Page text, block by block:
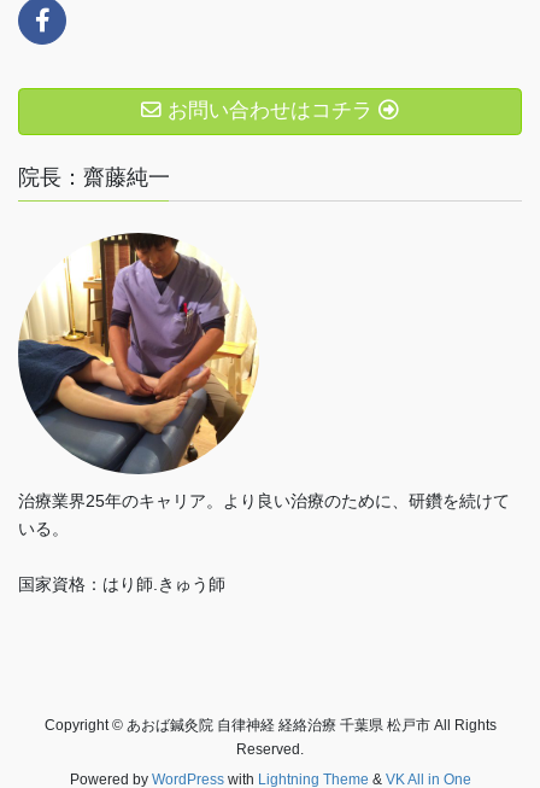
お問い合わせはコチラ
院長：齋藤純一
治療業界25年のキャリア。より良い治療のために、研鑽を続けて
いる。
国家資格：はり師.きゅう師
Copyright © あおば鍼灸院 自律神経 経絡治療 千葉県 松戸市 All Rights
Reserved.
Powered by WordPresswith Lightning Theme & VK All in One